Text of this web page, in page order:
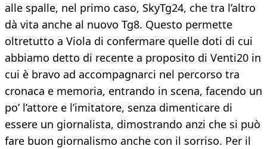
alle spalle, nel primo caso, SkyTg24, che tra l’altro
dà vita anche al nuovo Tg8. Questo permette
oltretutto a Viola di confermare quelle doti di cui
abbiamo detto di recente a proposito di Venti20 in
cui è bravo ad accompagnarci nel percorso tra
cronaca e memoria, entrando in scena, facendo un
po’ l’attore e l’imitatore, senza dimenticare di
essere un giornalista, dimostrando anzi che si può
fare buon giornalismo anche con il sorriso. Per il